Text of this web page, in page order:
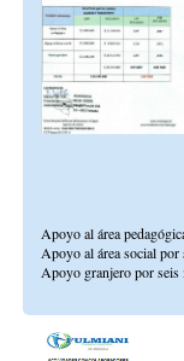
Apoyo al área
Apoyo al área social por
Apoyo granjero por seis